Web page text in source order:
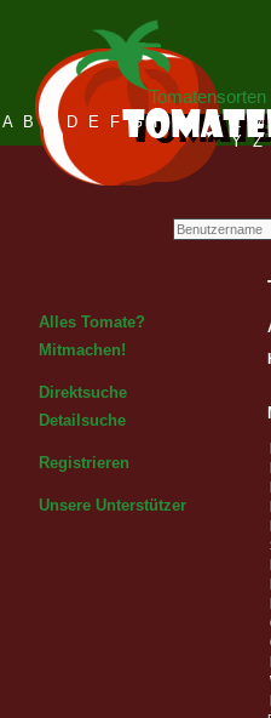
A B C D E F G H I J K L M
Y Z
Alles Tomate?
Mitmachen!
Direktsuche
Detailsuche
Registrieren
Unsere Unterstützer